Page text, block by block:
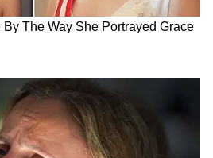
মাসে ৪,১৩,২২ এবং ৩১
ব্যক্তি)